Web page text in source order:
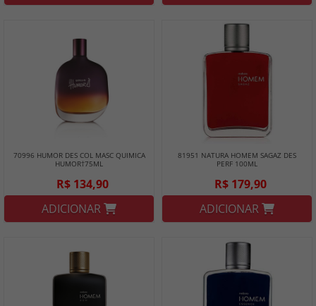
70996 HUMOR DES COL MASC QUIMICA
HUMOR†75ML
R$ 134,90
ADICIONAR
81951 NATURA HOMEM SAGAZ DES
PERF 100ML
R$ 179,90
ADICIONAR